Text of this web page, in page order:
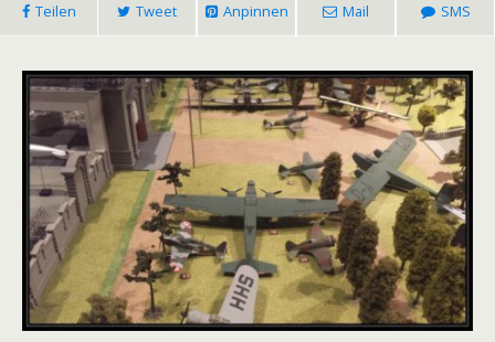
Teilen Tweet Anpinnen Mail SMS